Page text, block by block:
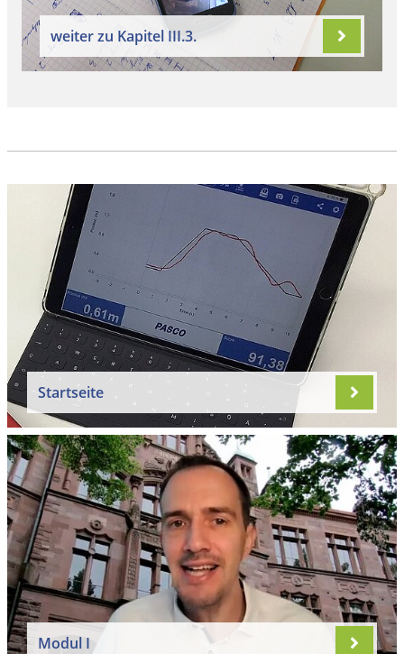
weiter zu Kapitel III.3.
Startseite
Modul I